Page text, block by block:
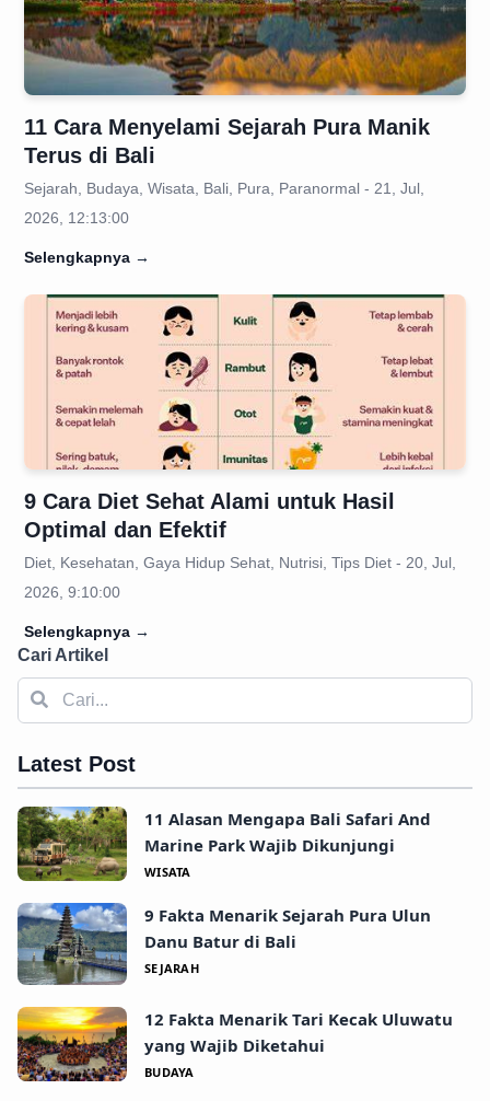
11 Cara Menyelami Sejarah Pura Manik
Terus di Bali
Sejarah, Budaya, Wisata, Bali, Pura, Paranormal - 21, Jul,
2026, 12:13:00
Selengkapnya →
9 Cara Diet Sehat Alami untuk Hasil
Optimal dan Efektif
Diet, Kesehatan, Gaya Hidup Sehat, Nutrisi, Tips Diet - 20, Jul,
2026, 9:10:00
Selengkapnya →
Cari Artikel
Latest Post
11 Alasan Mengapa Bali Safari And
Marine Park Wajib Dikunjungi
WISATA
9 Fakta Menarik Sejarah Pura Ulun
Danu Batur di Bali
SEJARAH
12 Fakta Menarik Tari Kecak Uluwatu
yang Wajib Diketahui
BUDAYA